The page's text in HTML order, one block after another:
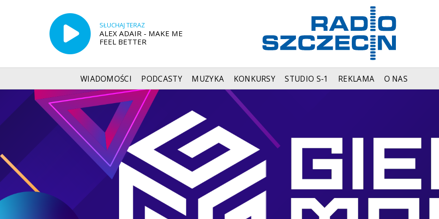
SŁUCHAJ TERAZ
ALEX ADAIR - MAKE ME
FEEL BETTER
WIADOMOŚCI PODCASTY MUZYKA KONKURSY STUDIO S-1 REKLAMA O NAS